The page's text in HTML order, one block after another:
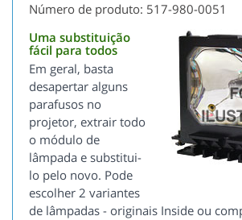
Número de produto: 517-980-0051
Uma substituição
fácil para todos
Em geral, basta
desapertar alguns
parafusos no
projetor, extrair todo
o módulo de
lâmpada e substitui-
lo pelo novo. Pode
escolher 2 variantes
de lâmpadas - originais Inside ou